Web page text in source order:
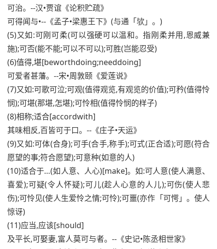
可治。--汉•贾谊《论积贮疏》
可得闻与•--《孟子•梁惠王下》(与通「欤」。)
(5)又如:可刚可柔(可以强硬可以温和。指刚柔并用,恩威兼
施);可否(能不能;可以不可以);可胜(岂能忍受)
(6)值得,堪[beworthdoing;needdoing]
可爱者甚藩。--宋•周敦颐《爱莲说》
(7)又如:可歌可泣;可观(值得观览,有观览的价值);可矜(值得怜
悯);可堪(那堪,怎堪);可怜相(值得怜悯的样子)
(8)相称;适合[accordwith]
其味相反,百皆可于口。--《庄子•天运》
(9)又如:可体(合身);可手(合手,称手);可式(正合适);可愿(符合
愿望的事;符合愿望);可意种(如意的人)
(10)适合于…(如人意、人心)[make]。如:可人意(使人满意、
喜爱);可疑(令人怀疑);可儿(趁人心意的人儿);可伤(使人悲
伤);可怜见(使人生爱怜之情;可怜);可噩(亦作「可愕」。使人
惊讶)
(11)应当,应该[should]
及平长,可娶妻,富人莫可与者。--《史记•陈丞相世家》